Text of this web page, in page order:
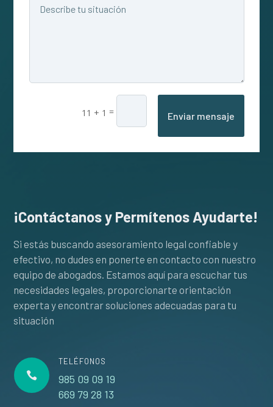
11 + 1 = Enviar mensaje
¡Contáctanos y Permítenos Ayudarte!
Si estás buscando asesoramiento legal confiable y
efectivo, no dudes en ponerte en contacto con nuestro
equipo de abogados. Estamos aquí para escuchar tus
necesidades legales, proporcionarte orientación
experta y encontrar soluciones adecuadas para tu
situación

TELÉFONOS
985 09 09 19
669 79 28 13